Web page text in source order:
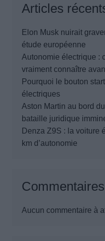
Articles
Elon Musk nuirait
étude européenne
Autonomie électrique :
vraiment connaître
Pourquoi le bouton
électriques
Aston Martin au bord
bataille juridique
Denza Z9S : la voiture
km d’autonomie
Aucun commentaire à